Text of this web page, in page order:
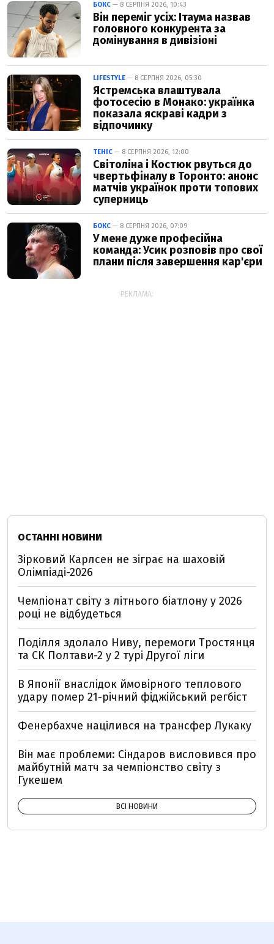
БОКС — 8 СЕРПНЯ 2026, 10:43
Він переміг усіх: Ітаума назвав
головного конкурента за
домінування в дивізіоні
LIFESTYLE — 8 СЕРПНЯ 2026, 05:30
Ястремська влаштувала
фотосесію в Монако: українка
показала яскраві кадри з
відпочинку
ТЕНІС — 8 СЕРПНЯ 2026, 12:00
Світоліна і Костюк рвуться до
чвертьфіналу в Торонто: анонс
матчів українок проти топових
суперниць
БОКС — 8 СЕРПНЯ 2026, 07:09
У мене дуже професійна
команда: Усик розповів про свої
плани після завершення кар'єри
РЕКЛАМА:
ОСТАННІ НОВИНИ
Зірковий Карлсен не зіграє на шаховій
Олімпіаді-2026
Чемпіонат світу з літнього біатлону у 2026
році не відбудеться
Поділля здолало Ниву, перемоги Тростянця
та СК Полтави-2 у 2 турі Другої ліги
В Японії внаслідок ймовірного теплового
удару помер 21-річний фіджійський регбіст
Фенербахче націлився на трансфер Лукаку
Він має проблеми: Сіндаров висловився про
майбутній матч за чемпіонство світу з
Гукешем
ВСІ НОВИНИ